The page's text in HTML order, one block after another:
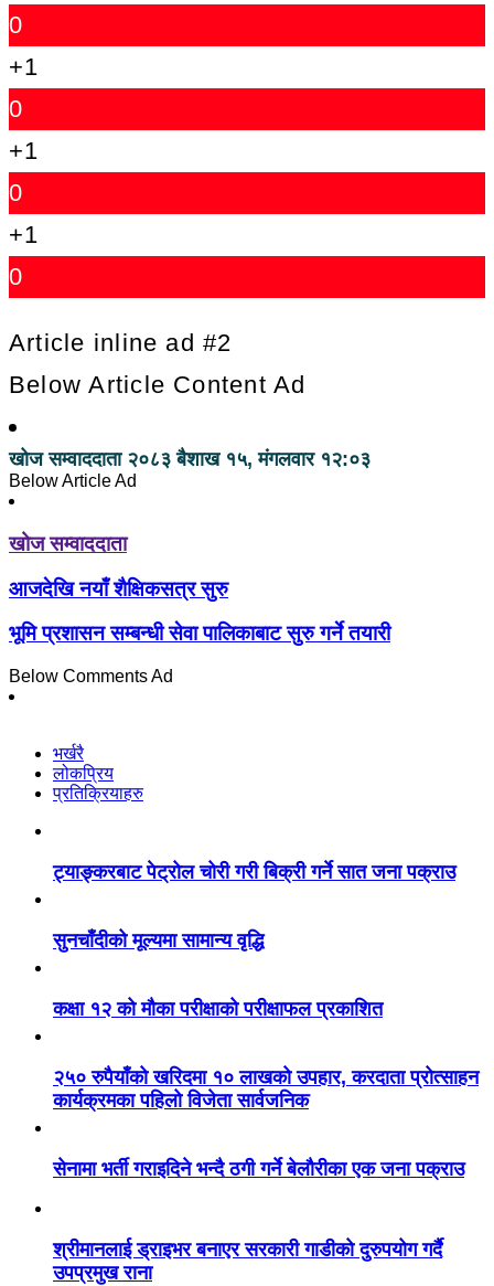
0
+1
0
+1
0
+1
0
Article inline ad #2
Below Article Content Ad
खोज सम्वाददाता २०८३ बैशाख १५, मंगलवार १२:०३
Below Article Ad
खोज सम्वाददाता
आजदेखि नयाँ शैक्षिकसत्र सुरु
भूमि प्रशासन सम्बन्धी सेवा पालिकाबाट सुरु गर्ने तयारी
Below Comments Ad
भर्खरै
लोकप्रिय
प्रतिक्रियाहरु
ट्याङ्करबाट पेट्रोल चोरी गरी बिक्री गर्ने सात जना पक्राउ
सुनचाँदीको मूल्यमा सामान्य वृद्धि
कक्षा १२ को मौका परीक्षाको परीक्षाफल प्रकाशित
२५० रुपैयाँको खरिदमा १० लाखको उपहार, करदाता प्रोत्साहन
कार्यक्रमका पहिलो विजेता सार्वजनिक
सेनामा भर्ती गराइदिने भन्दै ठगी गर्ने बेलौरीका एक जना पक्राउ
श्रीमानलाई ड्राइभर बनाएर सरकारी गाडीको दुरुपयोग गर्दै
उपप्रमुख राना